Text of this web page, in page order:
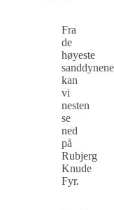
Fra
de
høyeste
sanddynene
kan
vi
nesten
se
ned
på
Rubjerg
Knude
Fyr.